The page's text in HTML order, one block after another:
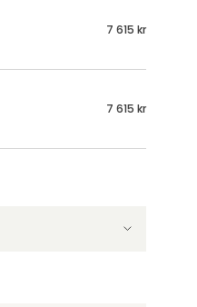
7 615 kr
7 615 kr